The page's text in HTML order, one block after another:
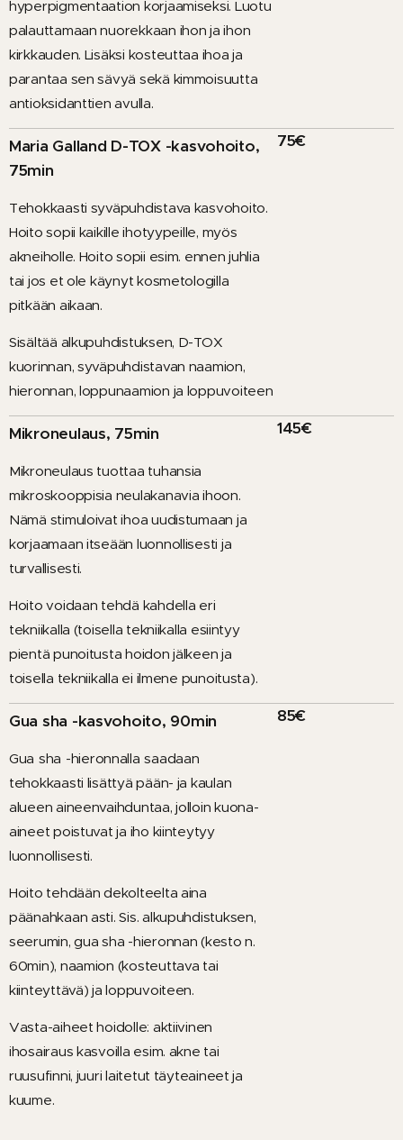
hyperpigmentaation korjaamiseksi. Luotu
palauttamaan nuorekkaan ihon ja ihon
kirkkauden. Lisäksi kosteuttaa ihoa ja
parantaa sen sävyä sekä kimmoisuutta
antioksidanttien avulla.
Maria Galland D-TOX -kasvohoito,
75min
Tehokkaasti syväpuhdistava kasvohoito.
Hoito sopii kaikille ihotyypeille, myös
akneiholle. Hoito sopii esim. ennen juhlia
tai jos et ole käynyt kosmetologilla
pitkään aikaan.
Sisältää alkupuhdistuksen, D-TOX
kuorinnan, syväpuhdistavan naamion,
hieronnan, loppunaamion ja loppuvoiteen
75€
Mikroneulaus, 75min
Mikroneulaus tuottaa tuhansia
mikroskooppisia neulakanavia ihoon.
Nämä stimuloivat ihoa uudistumaan ja
korjaamaan itseään luonnollisesti ja
turvallisesti.
Hoito voidaan tehdä kahdella eri
tekniikalla (toisella tekniikalla esiintyy
pientä punoitusta hoidon jälkeen ja
toisella tekniikalla ei ilmene punoitusta).
145€
Gua sha -kasvohoito, 90min
Gua sha -hieronnalla saadaan
tehokkaasti lisättyä pään- ja kaulan
alueen aineenvaihduntaa, jolloin kuona-
aineet poistuvat ja iho kiinteytyy
luonnollisesti.
Hoito tehdään dekolteelta aina
päänahkaan asti. Sis. alkupuhdistuksen,
seerumin, gua sha -hieronnan (kesto n.
60min), naamion (kosteuttava tai
kiinteyttävä) ja loppuvoiteen.
Vasta-aiheet hoidolle: aktiivinen
ihosairaus kasvoilla esim. akne tai
ruusufinni, juuri laitetut täyteaineet ja
kuume.
85€